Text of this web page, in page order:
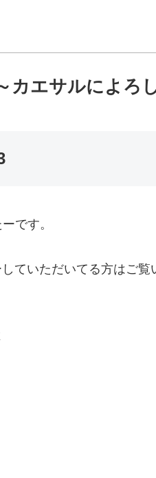
カエサルによろ
です。
ていただいてる方はご覧